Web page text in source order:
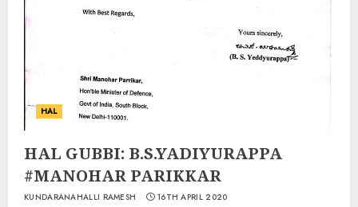
HAL
HAL GUBBI: B.S.YADIYURAPPA
#MANOHAR PARIKKAR
KUNDARANAHALLI RAMESH 16TH APRIL 2020